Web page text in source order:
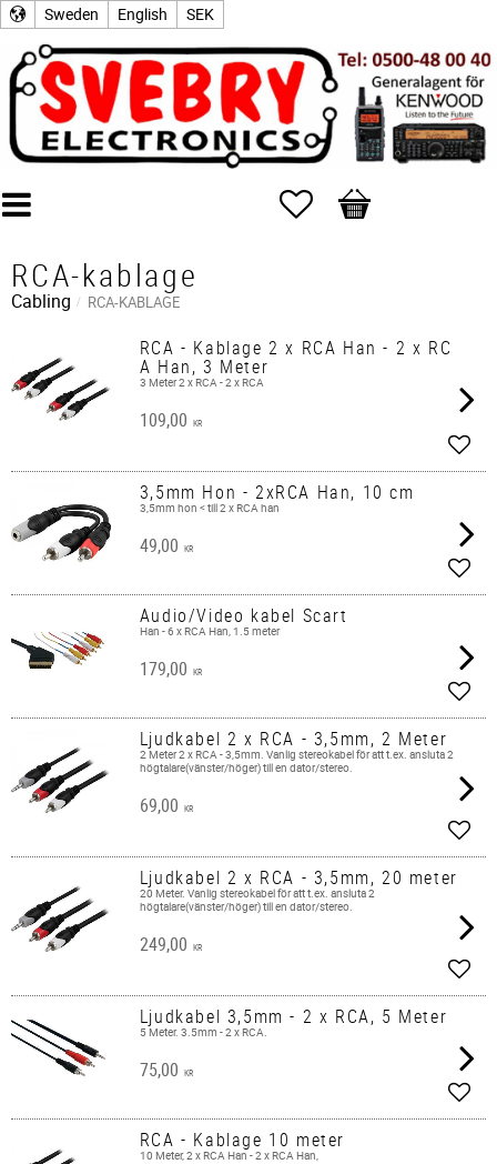
Sweden English SEK
Favorites
Basket
RCA-kablage
Cabling RCA-KABLAGE
RCA - Kablage 2 x RCA Han - 2 x RC
A Han, 3 Meter
3 Meter 2 x RCA - 2 x RCA
109,00 KR
Add
3,5mm Hon - 2xRCA Han, 10 cm
3,5mm hon < till 2 x RCA han
49,00 KR
Add
Audio/Video kabel Scart
Han - 6 x RCA Han, 1.5 meter
179,00 KR
Add
Ljudkabel 2 x RCA - 3,5mm, 2 Meter
2 Meter 2 x RCA - 3,5mm. Vanlig stereokabel för att t.ex. ansluta 2
högtalare(vänster/höger) till en dator/stereo.
69,00 KR
Add
Ljudkabel 2 x RCA - 3,5mm, 20 meter
20 Meter. Vanlig stereokabel för att t.ex. ansluta 2
högtalare(vänster/höger) till en dator/stereo.
249,00 KR
Add
Ljudkabel 3,5mm - 2 x RCA, 5 Meter
5 Meter. 3.5mm - 2 x RCA.
75,00 KR
Add
RCA - Kablage 10 meter
10 Meter, 2 x RCA Han - 2 x RCA Han,